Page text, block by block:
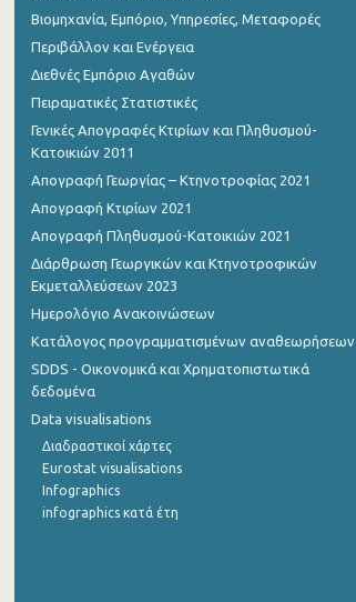
Βιομηχανία, Εμπόριο, Υπηρεσίες, Μεταφορές
Περιβάλλον και Ενέργεια
Διεθνές Εμπόριο Αγαθών
Πειραματικές Στατιστικές
Γενικές Απογραφές Κτιρίων και Πληθυσμού-
Κατοικιών 2011
Απογραφή Γεωργίας – Κτηνοτροφίας 2021
Απογραφή Κτιρίων 2021
Απογραφή Πληθυσμού-Κατοικιών 2021
Διάρθρωση Γεωργικών και Κτηνοτροφικών
Εκμεταλλεύσεων 2023
Ημερολόγιο Ανακοινώσεων
Κατάλογος προγραμματισμένων αναθεωρήσεων
SDDS - Οικονομικά και Χρηματοπιστωτικά
δεδομένα
Data visualisations
Διαδραστικοί χάρτες
Eurostat visualisations
Infographics
infographics κατά έτη